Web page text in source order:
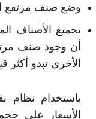
وضع صنف مرتفع
تجميع الأصناف
أن وجود صنف
الأخرى تبدو أكثر
باستخدام نظام
الأسعار على